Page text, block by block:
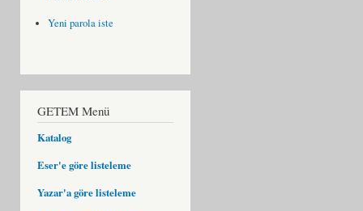
Yeni parola iste
GETEM Menü
Katalog
Eser'e göre listeleme
Yazar'a göre listeleme